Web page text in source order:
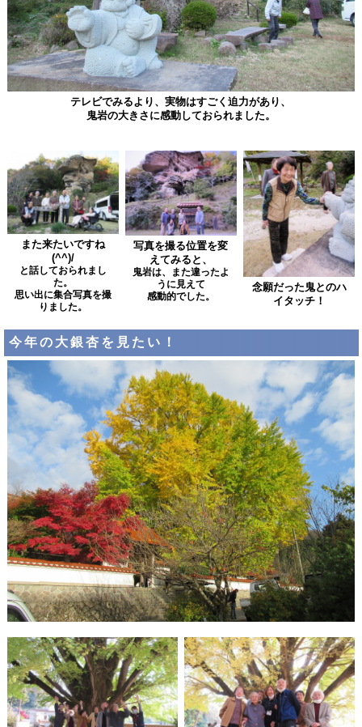
テレビでみるより、実物はすごく迫力があり、
鬼岩の大きさに感動しておられました。
また来たいですね
(^^)/
と話しておられまし
た。
思い出に集合写真を撮
りました。
写真を撮る位置を変
えてみると、
鬼岩は、また違ったよ
うに見えて
感動的でした。
念願だった鬼とのハ
イタッチ！
今年の大銀杏を見たい！